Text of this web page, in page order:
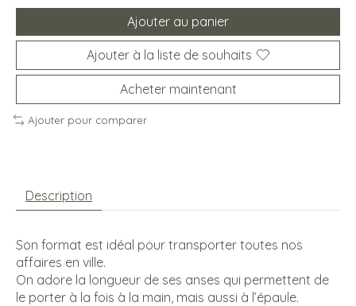
Ajouter au panier
Ajouter à la liste de souhaits
Acheter maintenant
Ajouter pour comparer
Description
Son format est idéal pour transporter toutes nos
affaires en ville.
On adore la longueur de ses anses qui permettent de
le porter à la fois à la main, mais aussi à l’épaule.